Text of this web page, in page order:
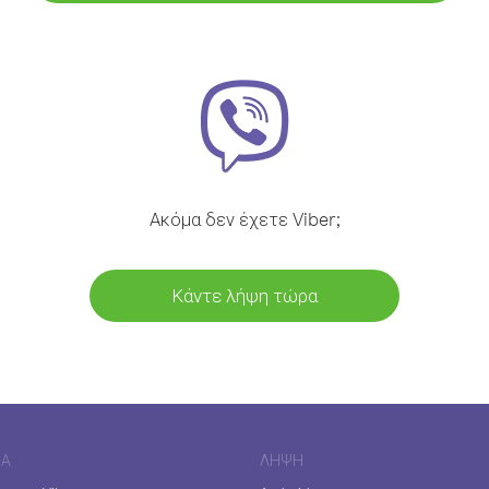
Ακόμα δεν έχετε Viber;
Κάντε λήψη τώρα
ΛΉΨΗ